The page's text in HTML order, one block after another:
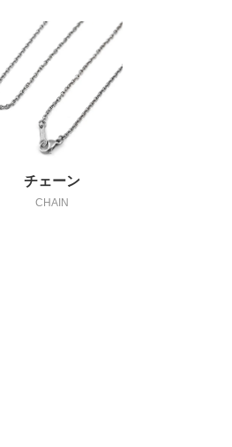
チェーン
CHAIN